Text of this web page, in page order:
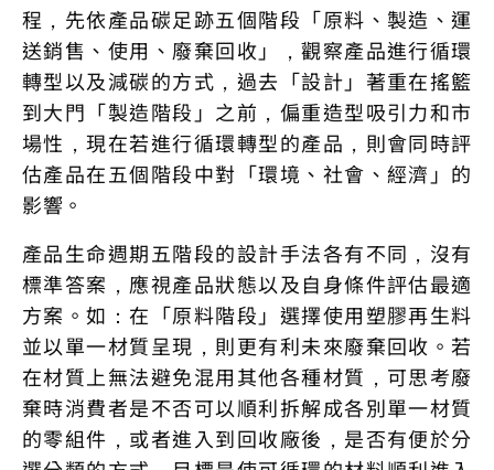
程，先依產品碳足跡五個階段「原料、製造、運
送銷售、使用、廢棄回收」，觀察產品進行循環
轉型以及減碳的方式，過去「設計」著重在搖籃
到大門「製造階段」之前，偏重造型吸引力和市
場性，現在若進行循環轉型的產品，則會同時評
估產品在五個階段中對「環境、社會、經濟」的
影響。
產品生命週期五階段的設計手法各有不同，沒有
標準答案，應視產品狀態以及自身條件評估最適
方案。如：在「原料階段」選擇使用塑膠再生料
並以單一材質呈現，則更有利未來廢棄回收。若
在材質上無法避免混用其他各種材質，可思考廢
棄時消費者是不否可以順利拆解成各別單一材質
的零組件，或者進入到回收廠後，是否有便於分